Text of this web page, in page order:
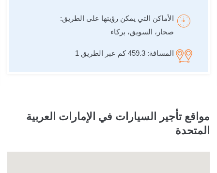
الأماكن التي يمكن رؤيتها على الطريق:
صحار، السويق، بركاء
المسافة: 459.3 كم عبر الطريق 1
مواقع تأجير السيارات في الإمارات العربية
المتحدة